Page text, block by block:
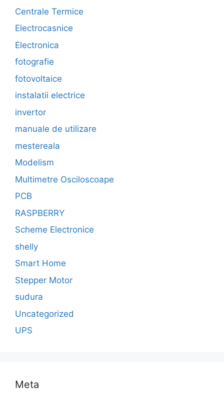
Centrale Termice
Electrocasnice
Electronica
fotografie
fotovoltaice
instalatii electrice
invertor
manuale de utilizare
mestereala
Modelism
Multimetre Osciloscoape
PCB
RASPBERRY
Scheme Electronice
shelly
Smart Home
Stepper Motor
sudura
Uncategorized
UPS
Meta